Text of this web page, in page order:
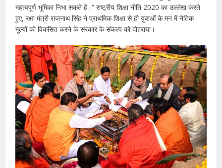
महत्वपूर्ण भूमिका निभा सकते हैं।” राष्ट्रीय शिक्षा नीति 2020 का उल्लेख करते
हुए, रक्षा मंत्री राजनाथ सिंह ने प्राथमिक शिक्षा से ही युवाओं के मन में नैतिक
मूल्यों को विकसित करने के सरकार के संकल्प को दोहराया।